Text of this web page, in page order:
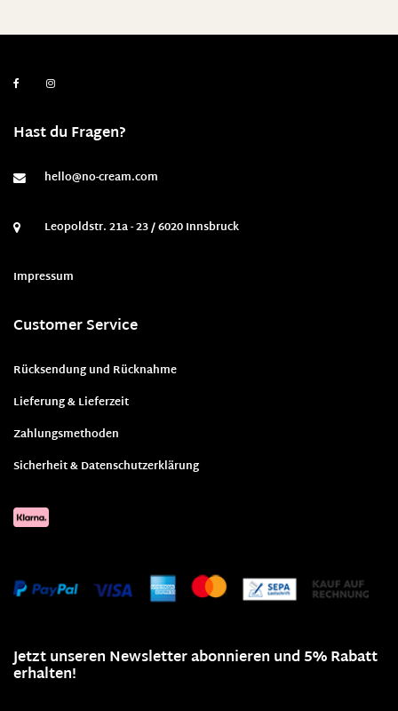
Hast du Fragen?
hello@no-cream.com
Leopoldstr. 21a - 23 / 6020 Innsbruck
Impressum
Customer Service
Rücksendung und Rücknahme
Lieferung & Lieferzeit
Zahlungsmethoden
Sicherheit & Datenschutzerklärung
Jetzt unseren Newsletter abonnieren und 5% Rabatt
erhalten!